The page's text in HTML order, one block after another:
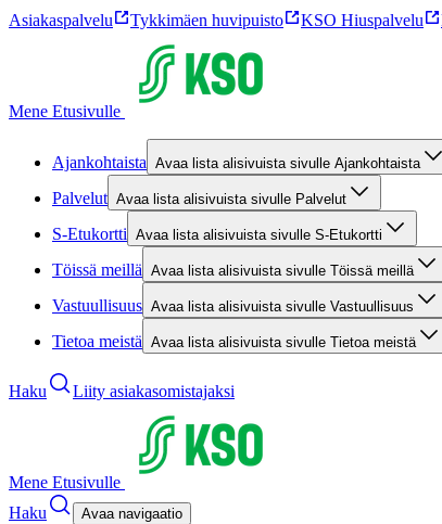
Asiakaspalvelu Tykkimäen huvipuisto KSO Hiuspalvelu
Mene Etusivulle
Ajankohtaista Avaa lista alisivuista sivulle Ajankohtaista
Palvelut Avaa lista alisivuista sivulle Palvelut
S-Etukortti Avaa lista alisivuista sivulle S-Etukortti
Töissä meillä Avaa lista alisivuista sivulle Töissä meillä
Vastuullisuus Avaa lista alisivuista sivulle Vastuullisuus
Tietoa meistä Avaa lista alisivuista sivulle Tietoa meistä
Haku Liity asiakasomistajaksi
Mene Etusivulle
Haku
Avaa navigaatio